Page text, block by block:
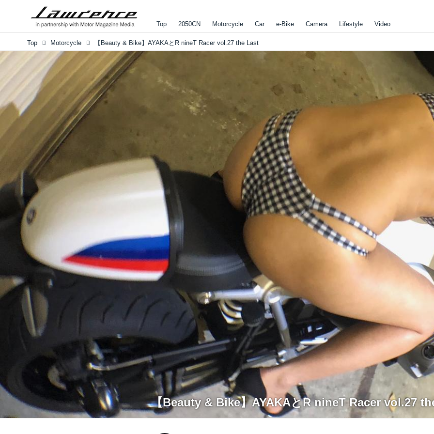
Top 2050CN Motorcycle Car e-Bike Camera Lifestyle Video
Top Motorcycle 【Beauty & Bike】AYAKAとR nineT Racer vol.27 the Last
【Beauty & Bike】AYAKAとR nineT Racer vol.27